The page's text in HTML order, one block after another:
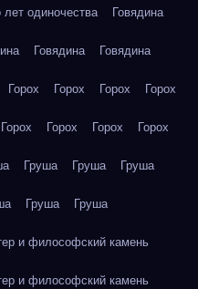
одиночества Говядина
Говядина Говядина
Горох Горох Горох Горох
Горох Горох Горох Горох
Груша Груша Груша
Груша Груша
и философский камень
и философский камень